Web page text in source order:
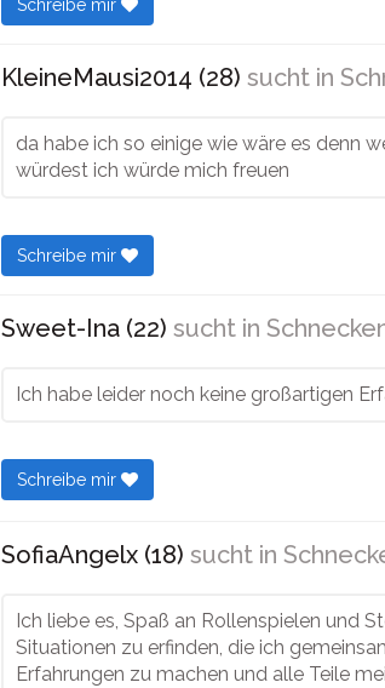
Schreibe mir
KleineMausi2014 (28) sucht in
da habe ich so einige wie wäre es denn
würdest ich würde mich freuen
Schreibe mir
Sweet-Ina (22) sucht in
Ich habe leider noch keine großartigen
Schreibe mir
SofiaAngelx (18) sucht in
Ich liebe es, Spaß an Rollenspielen und
Situationen zu erfinden, die ich
Erfahrungen zu machen und alle Teile